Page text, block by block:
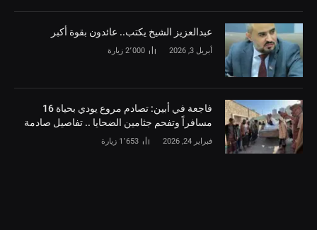
‏عبدالعزيز الشيخ يكتب.. عائدون بقوة أكبر
أبريل 3, 2026 2٬000 زيارة
فاجعة في أبين: تصادم مروع يودي بحياة 16
مسافراً وتفحم جثامين الضحايا .. تفاصيل صادمة
فبراير 24, 2026 1٬653 زيارة